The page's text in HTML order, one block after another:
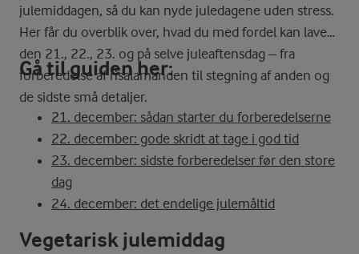
julemiddagen, så du kan nyde juledagene uden stress.
Her får du overblik over, hvad du med fordel kan lave
den 21., 22., 23. og på selve juleaftensdag – fra
forberedelse af risalamanden til stegning af anden og
de sidste små detaljer.
Gå til guiden her:
21. december: sådan starter du forberedelserne
22. december: gode skridt at tage i god tid
23. december: sidste forberedelser før den store
dag
24. december: det endelige julemåltid
Vegetarisk julemiddag